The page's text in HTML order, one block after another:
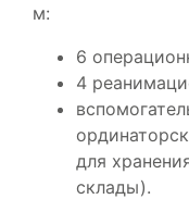
м:
6
4
для
склады).